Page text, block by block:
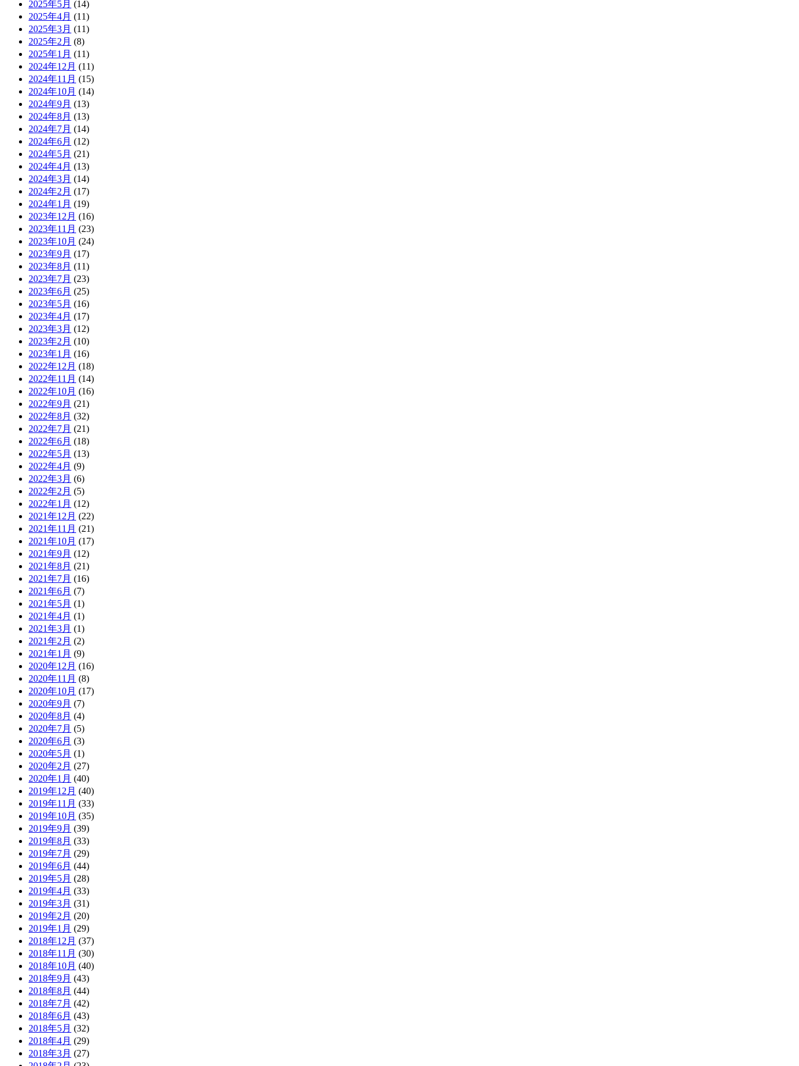
2025年5月 (14)
2025年4月 (11)
2025年3月 (11)
2025年2月 (8)
2025年1月 (11)
2024年12月 (11)
2024年11月 (15)
2024年10月 (14)
2024年9月 (13)
2024年8月 (13)
2024年7月 (14)
2024年6月 (12)
2024年5月 (21)
2024年4月 (13)
2024年3月 (14)
2024年2月 (17)
2024年1月 (19)
2023年12月 (16)
2023年11月 (23)
2023年10月 (24)
2023年9月 (17)
2023年8月 (11)
2023年7月 (23)
2023年6月 (25)
2023年5月 (16)
2023年4月 (17)
2023年3月 (12)
2023年2月 (10)
2023年1月 (16)
2022年12月 (18)
2022年11月 (14)
2022年10月 (16)
2022年9月 (21)
2022年8月 (32)
2022年7月 (21)
2022年6月 (18)
2022年5月 (13)
2022年4月 (9)
2022年3月 (6)
2022年2月 (5)
2022年1月 (12)
2021年12月 (22)
2021年11月 (21)
2021年10月 (17)
2021年9月 (12)
2021年8月 (21)
2021年7月 (16)
2021年6月 (7)
2021年5月 (1)
2021年4月 (1)
2021年3月 (1)
2021年2月 (2)
2021年1月 (9)
2020年12月 (16)
2020年11月 (8)
2020年10月 (17)
2020年9月 (7)
2020年8月 (4)
2020年7月 (5)
2020年6月 (3)
2020年5月 (1)
2020年2月 (27)
2020年1月 (40)
2019年12月 (40)
2019年11月 (33)
2019年10月 (35)
2019年9月 (39)
2019年8月 (33)
2019年7月 (29)
2019年6月 (44)
2019年5月 (28)
2019年4月 (33)
2019年3月 (31)
2019年2月 (20)
2019年1月 (29)
2018年12月 (37)
2018年11月 (30)
2018年10月 (40)
2018年9月 (43)
2018年8月 (44)
2018年7月 (42)
2018年6月 (43)
2018年5月 (32)
2018年4月 (29)
2018年3月 (27)